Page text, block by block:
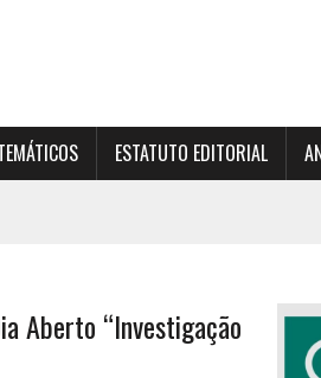
ESTATUTO EDITORIAL
Aberto “Investigação